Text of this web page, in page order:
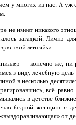
у многих из нас. А уж
не имеет никакого
загадкой. Лично
лентяйки.
— конечно же, ни
в виду лечебную цель
в несколько
всё
в детстве
бедной женщине с
от